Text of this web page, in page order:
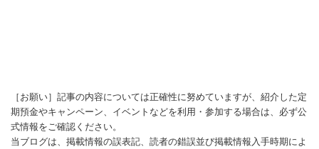
［お願い］記事の内容については正確性に努めていますが、紹介した定
期預金やキャンペーン、イベントなどを利用・参加する場合は、必ず公
式情報をご確認ください。
当ブログは、掲載情報の誤表記、読者の錯誤並び掲載情報入手時期によ